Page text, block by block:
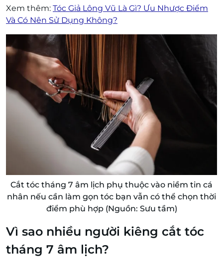
Xem thêm: Tóc Giả Lông Vũ Là Gì? Ưu Nhược Điểm
Và Có Nên Sử Dụng Không?
Cắt tóc tháng 7 âm lịch phụ thuộc vào niềm tin cá
nhân nếu cần làm gọn tóc bạn vẫn có thể chọn thời
điểm phù hợp (Nguồn: Sưu tầm)
Vì sao nhiều người kiêng cắt tóc
tháng 7 âm lịch?